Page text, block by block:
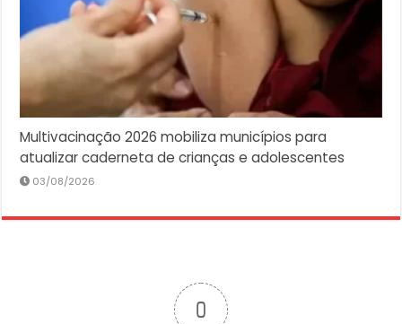
Multivacinação 2026 mobiliza municípios para
atualizar caderneta de crianças e adolescentes
03/08/2026
0